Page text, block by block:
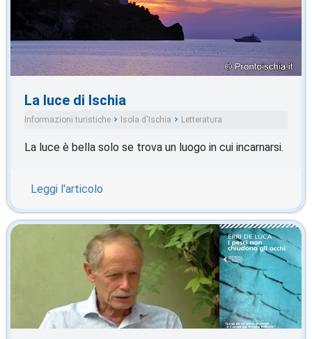
La luce di Ischia
Informazioni turistiche Isola d'Ischia Letteratura
La luce è bella solo se trova un luogo in cui incarnarsi.
Leggi l'articolo